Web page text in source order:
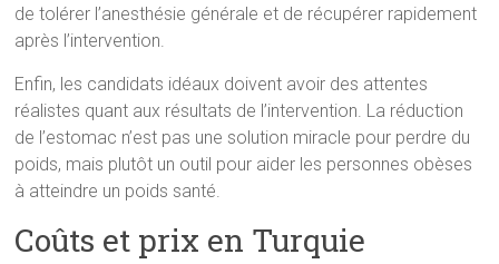
de tolérer l’anesthésie générale et de récupérer rapidement
après l’intervention.
Enfin, les candidats idéaux doivent avoir des attentes
réalistes quant aux résultats de l’intervention. La réduction
de l’estomac n’est pas une solution miracle pour perdre du
poids, mais plutôt un outil pour aider les personnes obèses
à atteindre un poids santé.
Coûts et prix en Turquie